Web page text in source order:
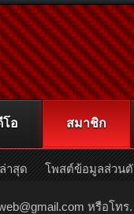
หรือโทร
โอ สมาชิก
าสุด โพสต์ข้อมูลส่วนตั